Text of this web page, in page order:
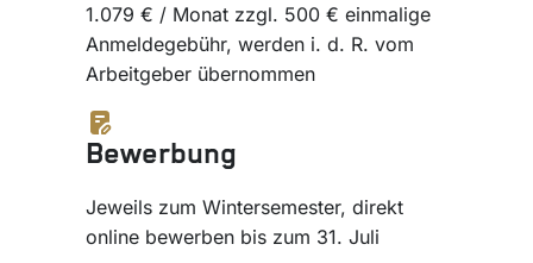
1.079 € / Monat zzgl. 500 € einmalige
Anmeldegebühr, werden i. d. R. vom
Arbeitgeber übernommen
Bewerbung
Jeweils zum Wintersemester, direkt
online bewerben bis zum 31. Juli